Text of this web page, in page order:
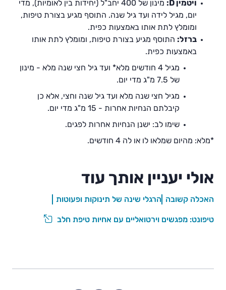
ויטמין D:
מינון של 400 יחב"ל (יחידות בין לאומיות), מדי
יום, מגיל לידה ועד גיל שנה. התוסף מגיע בצורת טיפות,
ומומלץ לתת אותו באמצעות כפית.
ברזל: התוסף מגיע בצורת טיפות, ומומלץ לתת אותו
באמצעות כפית.
מגיל 4 חודשים מלא* ועד גיל חצי שנה מלא - מינון
של 7.5 מ"ג מדי יום.
מגיל חצי שנה מלא ועד גיל שנה וחצי, אלא כן
קיבלתם הנחיות אחרות - 15 מ"ג מדי יום.
שימו לב: ישנן הנחיות אחרות לפגים.
*מלא: מהיום שמלאו לו או לה 4 חודשים.
אולי יעניין אותך עוד
האכלה קשובה הרגלי שינה של תינוקות ופעוטות
טיפונט: מפגשים וירטואליים עם אחיות טיפת חלב